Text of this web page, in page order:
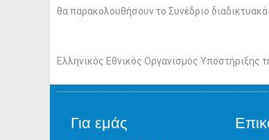
θα παρακολουθήσουν το Συνέδριο
Ελληνικός Εθνικός Οργανισμός Υποστήριξης
Για εμάς